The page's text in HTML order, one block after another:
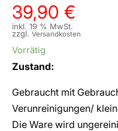
39,90 €
inkl. 19 % MwSt.
zzgl. Versandkosten
Vorrätig
Zustand:
Gebraucht mit
Verunreinigungen/
Die Ware wird